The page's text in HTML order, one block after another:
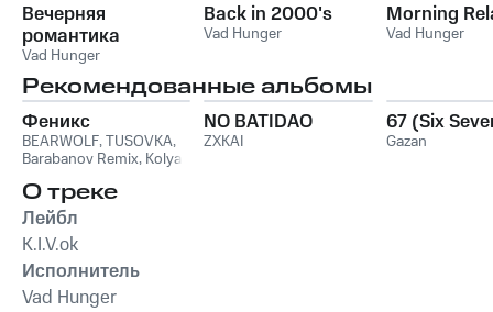
Вечерняя
романтика
Vad Hunger
Back in 2000's
Vad Hunger
Morning
Vad Hunger
Рекомендованные альбомы
Феникс
BEARWOLF,TUSOVKA,
Barabanov Remix, Kolya
NO BATIDAO
ZXKAI
67 (Six
Gazan
О треке
Лейбл
K.I.V.ok
Исполнитель
Vad Hunger